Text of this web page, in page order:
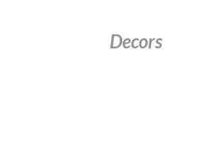
Decors